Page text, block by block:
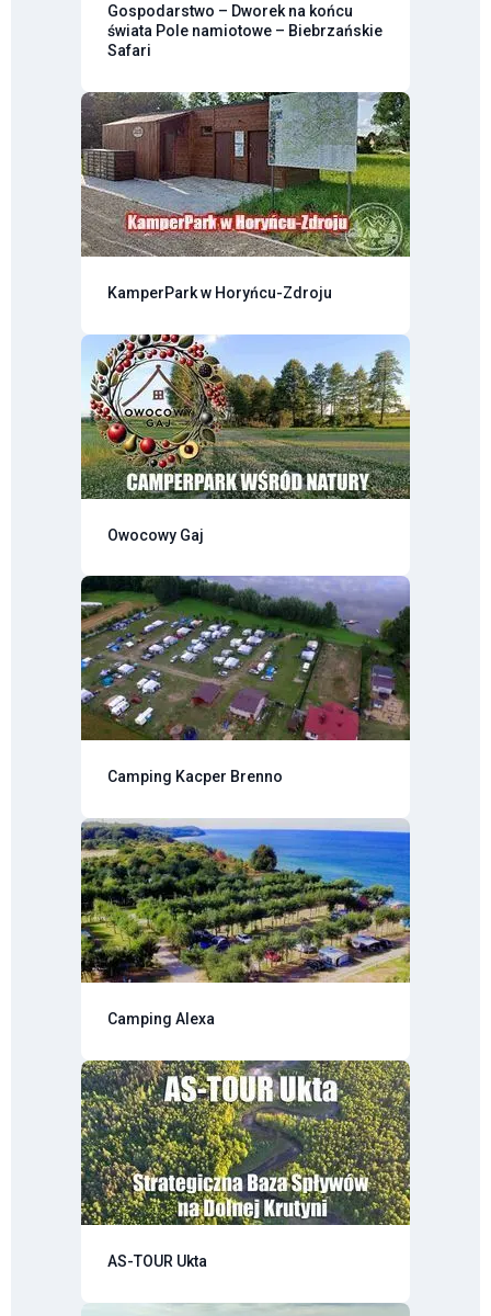
Gospodarstwo – Dworek na końcu
świata Pole namiotowe – Biebrzańskie
Safari
KamperPark w Horyńcu-Zdroju
Owocowy Gaj
Camping Kacper Brenno
Camping Alexa
AS-TOUR Ukta